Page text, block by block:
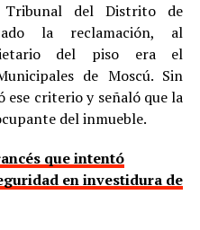
del Distrito de
la reclamación, al
del piso era el
de Moscú. Sin
ese criterio y señaló que la
del inmueble.
que intentó
en investidura de